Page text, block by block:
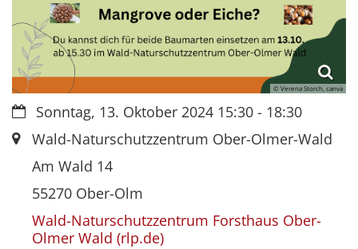
© Verena Storch, canva
Datum:Sonntag, 13. Oktober 2024 15:30 - 18:30
Ort:Wald-Naturschutzzentrum Ober-Olmer-Wald
Am Wald 14
55270 Ober-Olm
Wald-Naturschutzzentrum Forsthaus Ober-
Olmer Wald (rlp.de)